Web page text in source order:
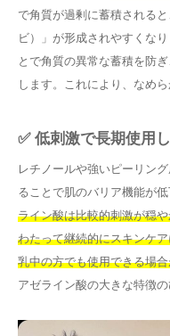
で角質が過剰に蓄積される
ビ）」が形成されやすくな
とで角質の異常な蓄積を防
します。これにより、なめ
✅ 低刺激で長期使用
レチノールや強いピーリン
ることで肌のバリア機能が
ライン酸は比較的刺激が穏
わたって継続的にスキンケ
乳中の方でも使用できる場
アゼライン酸の大きな特徴の